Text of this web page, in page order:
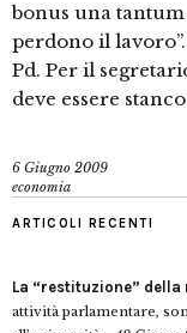
bonus una
perdono il
Pd. Per il
deve essere
6 Giugno 2009
economia
ARTICOLI RECENTI
La “restituzione”
attività parlamentare,